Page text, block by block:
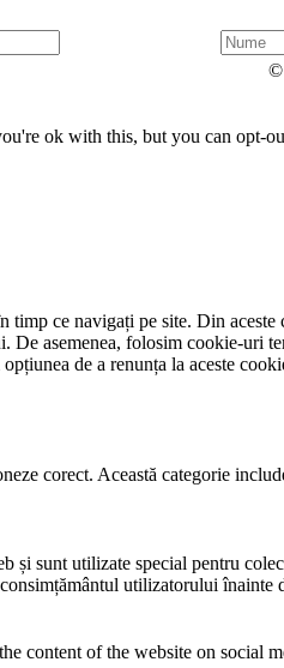
N
u
©
ok with this, but you can opt-
ce navigați pe site. Din
asemenea, folosim cookie-uri
de a renunța la aceste
corect. Această categorie
și sunt utilizate special pentru
utilizatorului înainte
content of the website on social